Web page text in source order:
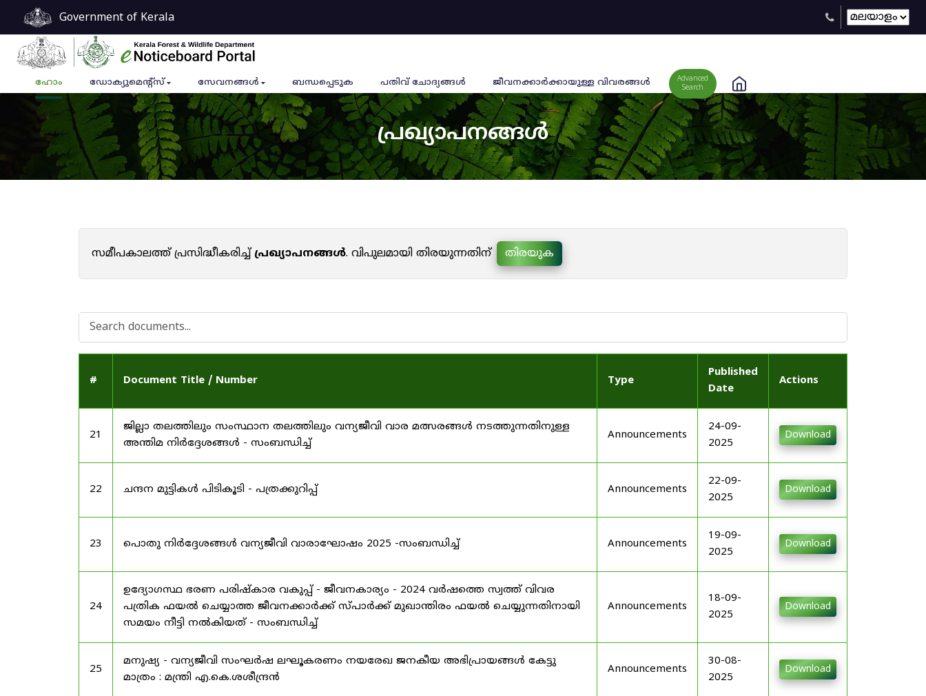
Government of Kerala
ഹോം ഡോക്യുമെൻ്റ്സ് സേവനങ്ങൾ ബന്ധപ്പെടുക പതിവ് ചോദ്യങ്ങൾ ജീവനക്കാര്‍ക്കായുള്ള വിവരങ്ങള്‍
Advanced
Search
പ്രഖ്യാപനങ്ങൾ
സമീപകാലത്ത് പ്രസിദ്ധീകരിച്ച്പ്രഖ്യാപനങ്ങൾ. വിപുലമായി തിരയുന്നതിന് തിരയുക
# Document Title / Number Type
Published
Date
Actions
21
ജില്ലാ തലത്തിലും സംസ്ഥാന തലത്തിലും വന്യജീവി വാര മത്സരങ്ങൾ നടത്തുന്നതിനുള്ള
അന്തിമ നിർദ്ദേശങ്ങൾ - സംബന്ധിച്ച്
Announcements
24-09-
2025
Download
22 ചന്ദന മുട്ടികൾ പിടികൂടി - പത്രക്കുറിപ്പ് Announcements
22-09-
2025
Download
23 പൊതു നിർദ്ദേശങ്ങൾ വന്യജീവി വാരാഘോഷം 2025 -സംബന്ധിച്ച് Announcements
19-09-
2025
Download
24
ഉദ്യോഗസ്ഥ ഭരണ പരിഷ്കാര വകുപ്പ് - ജീവനകാര്യം - 2024 വർഷത്തെ സ്വത്ത് വിവര
പത്രിക ഫയൽ ചെയ്യാത്ത ജീവനക്കാർക്ക് സ്പാർക്ക് മുഖാന്തിരം ഫയൽ ചെയ്യുന്നതിനായി
സമയം നീട്ടി നൽകിയത് - സംബന്ധിച്ച്
Announcements
18-09-
2025
Download
25
മനുഷ്യ - വന്യജീവി സംഘർഷ ലഘൂകരണം നയരേഖ ജനകീയ അഭിപ്രായങ്ങൾ കേട്ടു
മാത്രം : മന്ത്രി എ.കെ.ശശീന്ദ്രൻ
Announcements
30-08-
2025
Download